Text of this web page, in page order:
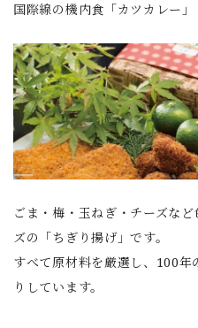
国際線の機内食「カツカレー」
ごま・梅・玉ねぎ・チーズな
ズの「ちぎり揚げ」です。
すべて原材料を厳選し、100
りしています。